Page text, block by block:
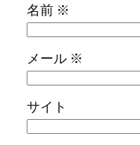
名前 ※
メール ※
サイト